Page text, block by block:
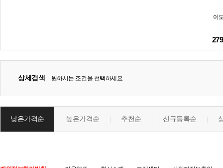
이
상세검색 원하시는 조건을 선택하세요
낮은가격순 높은가격순 추천순 신규등록순